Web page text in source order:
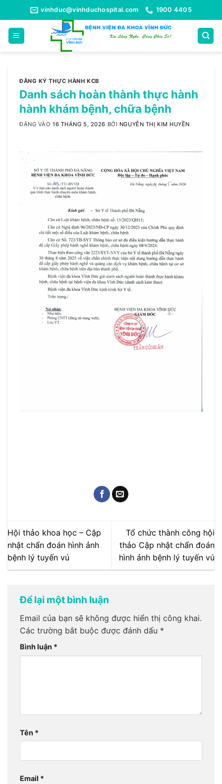
qua
nội
dung
vinhduc@vinhduchospital.com 1900 4405
ĐĂNG KÝ THỰC HÀNH KCB
Danh sách hoàn thành thực hành
hành khám bệnh, chữa bệnh
ĐĂNG VÀO16 THÁNG 5, 2026 BỞI NGUYỄN THỊ KIM HUYỀN
Hội thảo khoa học – Cập
nhật chẩn đoán hình ảnh
bệnh lý tuyến vú
Tổ chức thành công hội
thảo Cập nhật chẩn đoán
hình ảnh bệnh lý tuyến vú
Để lại một bình luận
Email của bạn sẽ không được hiển thị công khai.
Các trường bắt buộc được đánh dấu *
Bình luận *
Tên *
Email *